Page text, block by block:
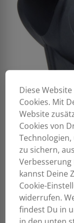
Diese
Cookies. Mit
Website
Cookies von
zu sichern,
Verbesserung
kannst Deine
Cookie-
widerrufen.
findest Du in